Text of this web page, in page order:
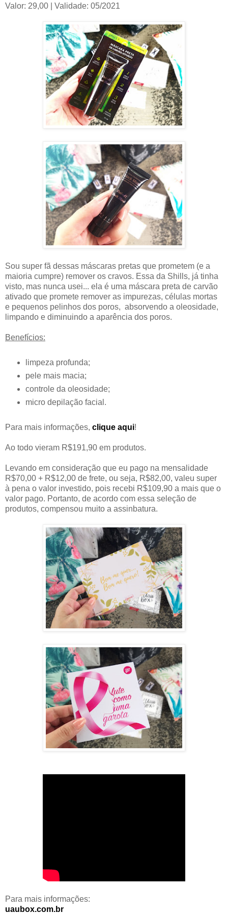
Valor: 29,00 | Validade: 05/2021
Sou super fã dessas máscaras pretas que prometem (e a
maioria cumpre) remover os cravos. Essa da Shills, já tinha
visto, mas nunca usei... ela é uma máscara preta de carvão
ativado que promete remover as impurezas, células mortas
e pequenos pelinhos dos poros, absorvendo a oleosidade,
limpando e diminuindo a aparência dos poros.
Benefícios:
limpeza profunda;
pele mais macia;
controle da oleosidade;
micro depilação facial.
Para mais informações, clique aqui!
Ao todo vieram R$191,90 em produtos.
Levando em consideração que eu pago na mensalidade
R$70,00 + R$12,00 de frete, ou seja, R$82,00, valeu super
à pena o valor investido, pois recebi R$109,90 a mais que o
valor pago. Portanto, de acordo com essa seleção de
produtos, compensou muito a assinbatura.
Para mais informações:
uaubox.com.br